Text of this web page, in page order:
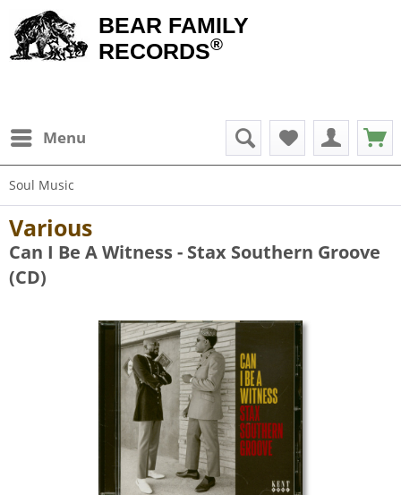
BEAR FAMILY
RECORDS®
Menu
Soul Music
Various
Can I Be A Witness - Stax Southern Groove
(CD)